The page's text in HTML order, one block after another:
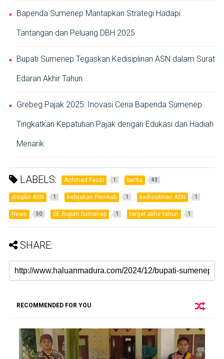
Bapenda Sumenep Mantapkan Strategi Hadapi
Tantangan dan Peluang DBH 2025
Bupati Sumenep Tegaskan Kedisiplinan ASN dalam Surat
Edaran Akhir Tahun
Grebeg Pajak 2025: Inovasi Ceria Bapenda Sumenep
Tingkatkan Kepatuhan Pajak dengan Edukasi dan Hadiah
Menarik
LABELS: Achmad Fauzi 1 berita 43
disiplin ASN 1 kebijakan Pemkab 1 kedisiplinan ASN 1
News 50 SE Bupati Sumenep 1 target akhir tahun 1
SHARE:
RECOMMENDED FOR YOU